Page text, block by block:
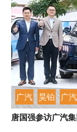
广汽 昊铂 广
唐国强参访广汽